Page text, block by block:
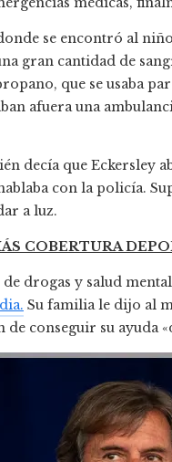
se encontró al
gran cantidad de
que se usaba
afuera una
decía que Eckersley
con la policía.
a luz.
COBERTURA
drogas y salud
Su familia le dijo al
de conseguir su ayuda